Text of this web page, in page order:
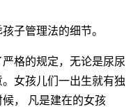
子管理法的细节。
格的规定，无论是尿尿
女孩儿们一出生就有独
， 凡是建在的女孩